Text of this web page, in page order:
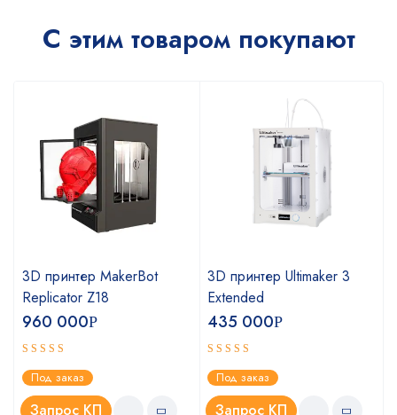
С этим товаром покупают
3D принтер MakerBot
Replicator Z18
960 000Р
Оценка
4.75из 5
Под заказ
Запрос КП
3D принтер Ultimaker 3
Extended
435 000Р
Оценка
5.00из 5
Под заказ
Запрос КП